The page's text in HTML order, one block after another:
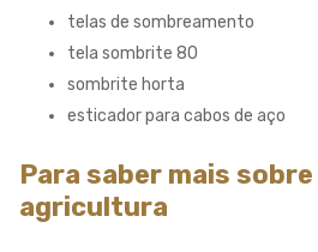
telas de sombreamento
tela sombrite 80
sombrite horta
esticador para cabos de aço
Para saber mais
agricultura